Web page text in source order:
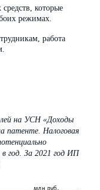
которые
режимах.
работа
на УСН «Доходы
патенте. Налоговая
год. За 2021 год ИП